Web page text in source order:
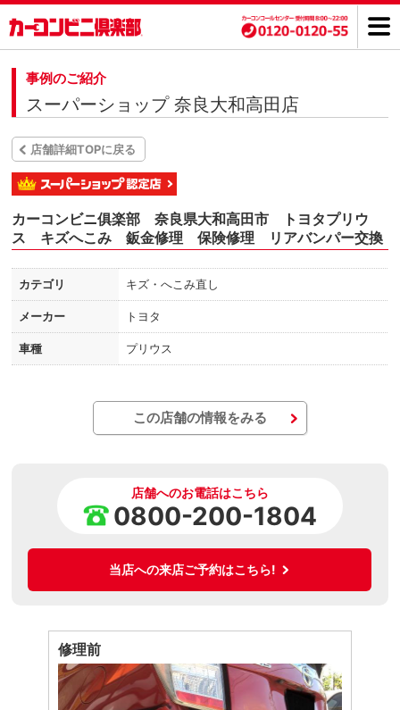
事例のご紹介
スーパーショップ 奈良大和高田店
店舗詳細TOPに戻る
カーコンビニ俱楽部 奈良県大和高田市 トヨタプリウ
ス キズへこみ 鈑金修理 保険修理 リアバンパー交換
カテゴリ キズ・へこみ直し
メーカー トヨタ
車種 プリウス
この店舗の情報をみる
店舗へのお電話はこちら
0800-200-1804
当店への来店ご予約はこちら!
修理前